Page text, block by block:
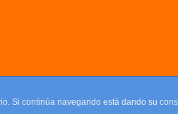
Si continúa navegando está dando su